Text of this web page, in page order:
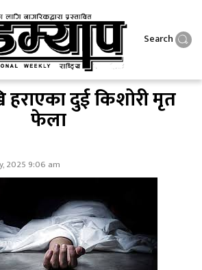
Search
हराएका दुई किशोरी मृत
फेला
2025 9:06 am